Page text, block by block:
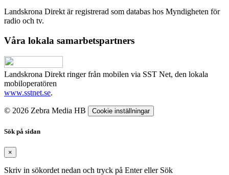
Landskrona Direkt är registrerad som databas hos Myndigheten för
radio och tv.
Våra lokala samarbetspartners
Landskrona Direkt ringer från mobilen via SST Net, den lokala
mobiloperatören
www.sstnet.se.
© 2026 Zebra Media HB Cookie inställningar
Sök på sidan
×
Skriv in sökordet nedan och tryck på Enter eller Sök